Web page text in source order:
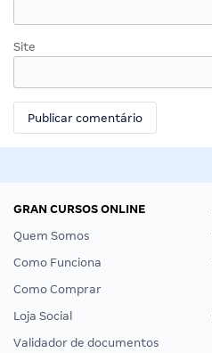
Site
GRAN CURSOS ONLINE
Quem Somos
Como Funciona
Como Comprar
Loja Social
Validador de documentos